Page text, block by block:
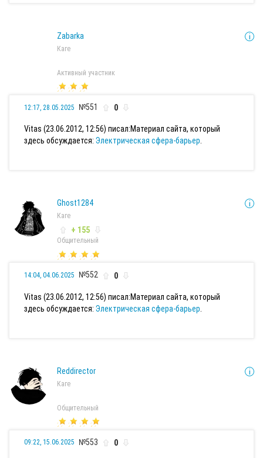
Zabarka
Каге
Активный участник
12:17, 28.05.2025 №551 0
Vitas (23.06.2012, 12:56) писал:Материал сайта, который
здесь обсуждается: Электрическая сфера-барьер
Ghost1284
Каге
+ 155
Общительный
14:04, 04.06.2025 №552 0
Vitas (23.06.2012, 12:56) писал:Материал сайта, который
здесь обсуждается: Электрическая сфера-барьер
Reddirector
Каге
Общительный
09:22, 15.06.2025 №553 0